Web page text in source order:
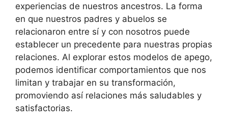
experiencias de nuestros ancestros. La forma
en que nuestros padres y abuelos se
relacionaron entre sí y con nosotros puede
establecer un precedente para nuestras propias
relaciones. Al explorar estos modelos de apego,
podemos identificar comportamientos que nos
limitan y trabajar en su transformación,
promoviendo así relaciones más saludables y
satisfactorias.